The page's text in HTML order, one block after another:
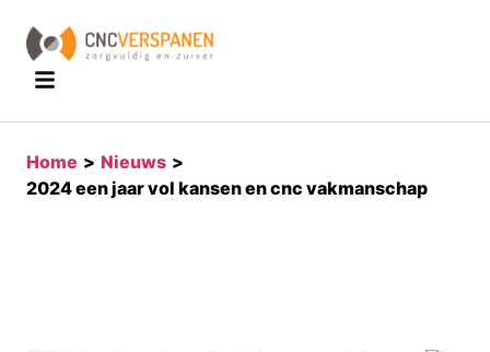
home > nieuws >
2024 een jaar vol kansen en cnc vakmanschap